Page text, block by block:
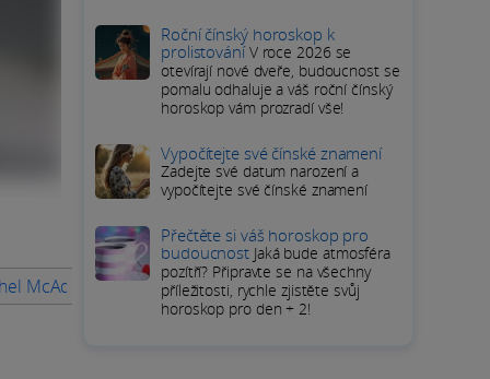
McAdams ovlivnila svou pozoruhodnou kariéru?
Roční čínský horoskop k
prolistováníV roce 2026 se
otevírají nové dveře, budoucnost se
pomalu odhaluje a váš roční čínský
horoskop vám prozradí vše!
Vypočítejte své čínské znamení
Zadejte své datum narození a
vypočítejte své čínské znamení
Přečtěte si váš horoskop pro
budoucnost Jaká bude atmosféra
pozítří? Připravte se na všechny
příležitosti, rychle zjistěte svůj
horoskop pro den + 2!